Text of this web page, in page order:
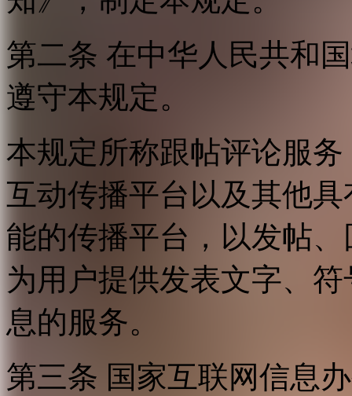
第二条 在中华人民共和
遵守本规定。
本规定所称跟帖评论服
互动传播平台以及其他
能的传播平台，以发帖
为用户提供发表文字、
息的服务。
第三条 国家互联网信息